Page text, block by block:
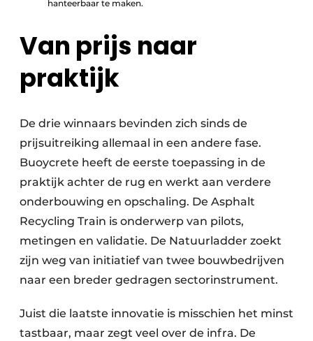
hanteerbaar te maken.
Van prijs naar
praktijk
De drie winnaars bevinden zich sinds de
prijsuitreiking allemaal in een andere fase.
Buoycrete heeft de eerste toepassing in de
praktijk achter de rug en werkt aan verdere
onderbouwing en opschaling. De Asphalt
Recycling Train is onderwerp van pilots,
metingen en validatie. De Natuurladder zoekt
zijn weg van initiatief van twee bouwbedrijven
naar een breder gedragen sectorinstrument.
Juist die laatste innovatie is misschien het minst
tastbaar, maar zegt veel over de infra. De